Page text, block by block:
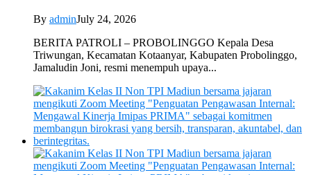
By adminJuly 24, 2026
BERITA PATROLI – PROBOLINGGO Kepala Desa
Triwungan, Kecamatan Kotaanyar, Kabupaten Probolinggo,
Jamaludin Joni, resmi menempuh upaya...